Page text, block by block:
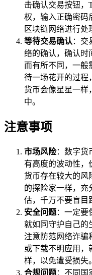
击确认交易按钮，
权，输入正确密码
区块链网络进行处
等待交易确认 ：交
络的确认，确认时
而有所不同，一般
待一场花开的过程
货币会像星星一样
中。
注意事项
市场风险：数字货
有高度的波动性，
货币存在较大的风
的探险家一样，充
估，千万不要盲目
安全问题：一定要
就如同守护自己的
注意防范网络诈骗
或下载不明应用，
样，以免遭受损失。
合规问题：不同国